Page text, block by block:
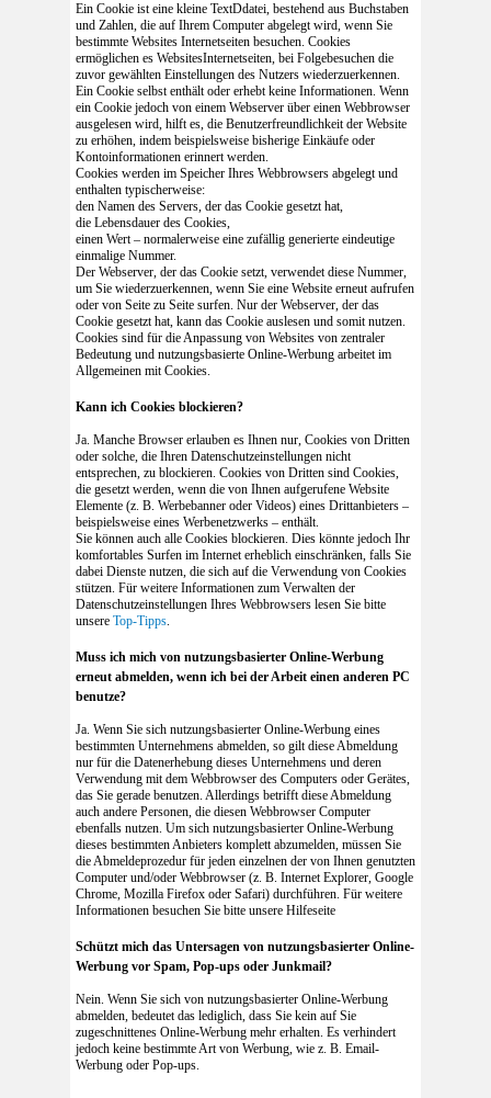
Ein Cookie ist eine kleine TextDdatei, bestehend aus Buchstaben
und Zahlen, die auf Ihrem Computer abgelegt wird, wenn Sie
bestimmte Websites Internetseiten besuchen. Cookies
ermöglichen es WebsitesInternetseiten, bei Folgebesuchen die
zuvor gewählten Einstellungen des Nutzers wiederzuerkennen.
Ein Cookie selbst enthält oder erhebt keine Informationen. Wenn
ein Cookie jedoch von einem Webserver über einen Webbrowser
ausgelesen wird, hilft es, die Benutzerfreundlichkeit der Website
zu erhöhen, indem beispielsweise bisherige Einkäufe oder
Kontoinformationen erinnert werden.
Cookies werden im Speicher Ihres Webbrowsers abgelegt und
enthalten typischerweise:
den Namen des Servers, der das Cookie gesetzt hat,
die Lebensdauer des Cookies,
einen Wert – normalerweise eine zufällig generierte eindeutige
einmalige Nummer.
Der Webserver, der das Cookie setzt, verwendet diese Nummer,
um Sie wiederzuerkennen, wenn Sie eine Website erneut aufrufen
oder von Seite zu Seite surfen. Nur der Webserver, der das
Cookie gesetzt hat, kann das Cookie auslesen und somit nutzen.
Cookies sind für die Anpassung von Websites von zentraler
Bedeutung und nutzungsbasierte Online-Werbung arbeitet im
Allgemeinen mit Cookies.
Kann ich Cookies blockieren?
Ja. Manche Browser erlauben es Ihnen nur, Cookies von Dritten
oder solche, die Ihren Datenschutzeinstellungen nicht
entsprechen, zu blockieren. Cookies von Dritten sind Cookies,
die gesetzt werden, wenn die von Ihnen aufgerufene Website
Elemente (z. B. Werbebanner oder Videos) eines Drittanbieters –
beispielsweise eines Werbenetzwerks – enthält.
Sie können auch alle Cookies blockieren. Dies könnte jedoch Ihr
komfortables Surfen im Internet erheblich einschränken, falls Sie
dabei Dienste nutzen, die sich auf die Verwendung von Cookies
stützen. Für weitere Informationen zum Verwalten der
Datenschutzeinstellungen Ihres Webbrowsers lesen Sie bitte
unsere Top-Tipps.
Muss ich mich von nutzungsbasierter Online-Werbung
erneut abmelden, wenn ich bei der Arbeit einen anderen PC
benutze?
Ja. Wenn Sie sich nutzungsbasierter Online-Werbung eines
bestimmten Unternehmens abmelden, so gilt diese Abmeldung
nur für die Datenerhebung dieses Unternehmens und deren
Verwendung mit dem Webbrowser des Computers oder Gerätes,
das Sie gerade benutzen. Allerdings betrifft diese Abmeldung
auch andere Personen, die diesen Webbrowser Computer
ebenfalls nutzen. Um sich nutzungsbasierter Online-Werbung
dieses bestimmten Anbieters komplett abzumelden, müssen Sie
die Abmeldeprozedur für jeden einzelnen der von Ihnen genutzten
Computer und/oder Webbrowser (z. B. Internet Explorer, Google
Chrome, Mozilla Firefox oder Safari) durchführen. Für weitere
Informationen besuchen Sie bitte unsere Hilfeseite
Schützt mich das Untersagen von nutzungsbasierter Online-
Werbung vor Spam, Pop-ups oder Junkmail?
Nein. Wenn Sie sich von nutzungsbasierter Online-Werbung
abmelden, bedeutet das lediglich, dass Sie kein auf Sie
zugeschnittenes Online-Werbung mehr erhalten. Es verhindert
jedoch keine bestimmte Art von Werbung, wie z. B. Email-
Werbung oder Pop-ups.